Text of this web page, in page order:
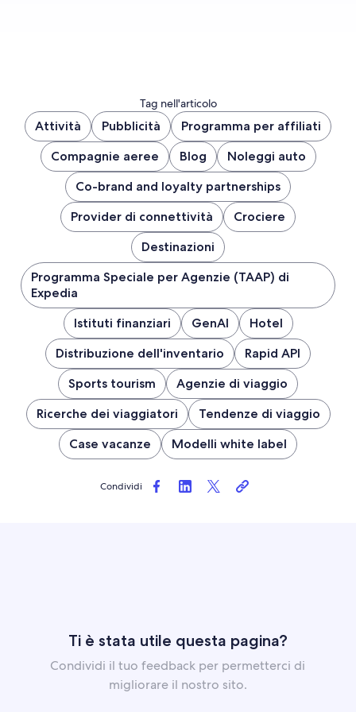
Tag nell'articolo
Attività Pubblicità
Programma per affiliati
Compagnie aeree
Blog
Noleggi auto
Co-brand and loyalty partnerships
Provider di connettività
Crociere
Destinazioni
Programma Speciale per Agenzie (TAAP) di
Expedia
Istituti finanziari
GenAI
Hotel
Distribuzione dell'inventario
Rapid API
Sports tourism
Agenzie di viaggio
Ricerche dei viaggiatori
Tendenze di viaggio
Case vacanze
Modelli white label
Condividi
Ti è stata utile questa pagina?
Condividi il tuo feedback per permetterci di
migliorare il nostro sito.